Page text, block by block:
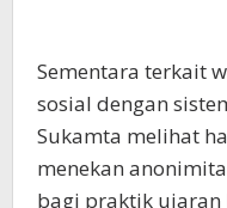
Sementara terkait
sosial dengan
Sukamta melihat
menekan
bagi praktik ujaran